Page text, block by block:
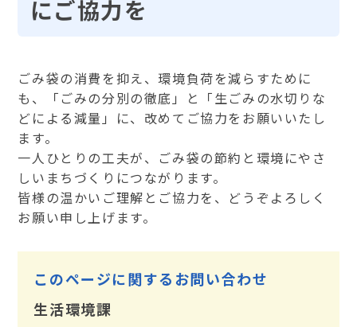
にご協力を
ごみ袋の消費を抑え、環境負荷を減らすために
も、「ごみの分別の徹底」と「生ごみの水切りな
どによる減量」に、改めてご協力をお願いいたし
ます。
一人ひとりの工夫が、ごみ袋の節約と環境にやさ
しいまちづくりにつながります。
皆様の温かいご理解とご協力を、どうぞよろしく
お願い申し上げます。
このページに関するお問い合わせ
生活環境課